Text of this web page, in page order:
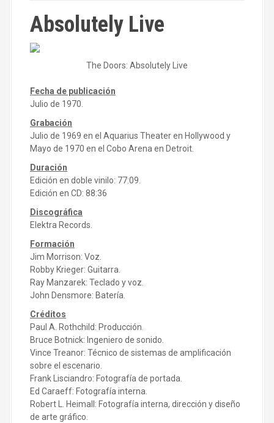
Absolutely Live
The Doors: Absolutely Live
Fecha de publicación
Julio de 1970.
Grabación
Julio de 1969 en el Aquarius Theater en Hollywood y
Mayo de 1970 en el Cobo Arena en Detroit.
Duración
Edición en doble vinilo: 77:09.
Edición en CD: 88:36
Discográfica
Elektra Records.
Formación
Jim Morrison: Voz.
Robby Krieger: Guitarra.
Ray Manzarek: Teclado y voz.
John Densmore: Batería.
Créditos
Paul A. Rothchild: Producción.
Bruce Botnick: Ingeniero de sonido.
Vince Treanor: Técnico de sistemas de amplificación
sobre el escenario.
Frank Lisciandro: Fotografía de portada.
Ed Caraeff: Fotografía interna.
Robert L. Heimall: Fotografía interna, dirección y diseño
de arte gráfico.